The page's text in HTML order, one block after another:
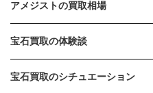
アメジストの買取相場
宝石買取の体験談
宝石買取のシチュエーション